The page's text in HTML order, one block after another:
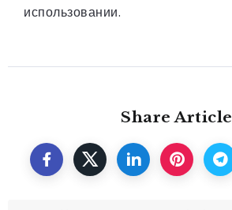
использовании.
Share Article